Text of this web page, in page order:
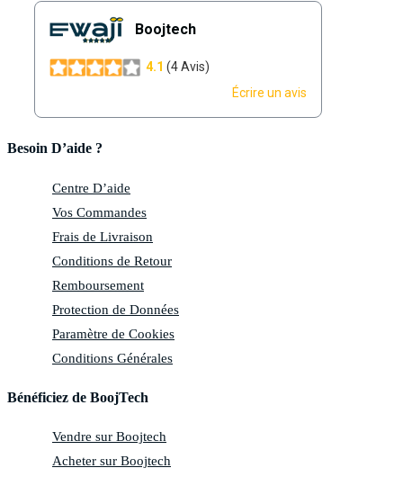
Besoin D’aide ?
Centre D’aide
Vos Commandes
Frais de Livraison
Conditions de Retour
Remboursement
Protection de Données
Paramètre de Cookies
Conditions Générales
Bénéficiez de BoojTech
Vendre sur Boojtech
Acheter sur Boojtech